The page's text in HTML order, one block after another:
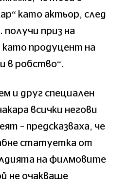
като актьор, след
получи приз на
като продуцент на
в робство“.
и друг специален
всички негови
– предсказваха, че
статуетка от
на филмовите
не очакваше